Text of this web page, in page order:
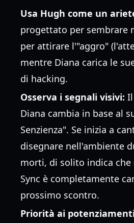
Usa Hugh come un
progettato per sembrare
per attirare l'"aggro"
mentre Diana carica le
di hacking.
Osserva i segnali visivi:
Diana cambia in base al
Senzienza". Se inizia a
disegnare nell'ambiente
morti, di solito indica
Sync è completamente
prossimo scontro.
Priorità ai